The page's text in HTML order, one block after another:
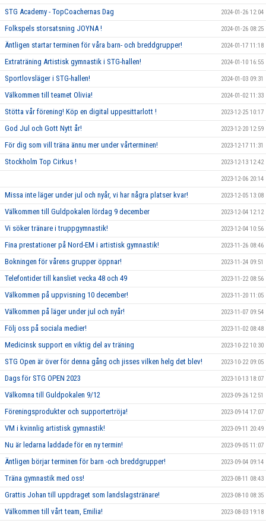
STG Academy - TopCoachernas Dag 2024-01-26 12:04
Folkspels storsatsning JOYNA ! 2024-01-26 08:25
Äntligen startar terminen för våra barn- och breddgrupper! 2024-01-17 11:18
Extraträning Artistisk gymnastik i STG-hallen! 2024-01-10 16:55
Sportlovsläger i STG-hallen! 2024-01-03 09:31
Välkommen till teamet Olivia! 2024-01-02 11:33
Stötta vår förening! Köp en digital uppesittarlott ! 2023-12-25 10:17
God Jul och Gott Nytt år! 2023-12-20 12:59
För dig som vill träna ännu mer under vårterminen! 2023-12-17 11:31
Stockholm Top Cirkus ! 2023-12-13 12:42
2023-12-06 20:14
Missa inte läger under jul och nyår, vi har några platser kvar! 2023-12-05 13:08
Välkommen till Guldpokalen lördag 9 december 2023-12-04 12:12
Vi söker tränare i truppgymnastik! 2023-12-04 10:56
Fina prestationer på Nord-EM i artistisk gymnastik! 2023-11-26 08:46
Bokningen för vårens grupper öppnar! 2023-11-24 09:51
Telefontider till kansliet vecka 48 och 49 2023-11-22 08:56
Välkommen på uppvisning 10 december! 2023-11-20 11:05
Välkommen på läger under jul och nyår! 2023-11-07 09:54
Följ oss på sociala medier! 2023-11-02 08:48
Medicinsk support en viktig del av träning 2023-10-22 10:30
STG Open är över för denna gång och jisses vilken helg det blev! 2023-10-22 09:05
Dags för STG OPEN 2023 2023-10-13 18:07
Välkomna till Guldpokalen 9/12 2023-09-26 12:51
Föreningsprodukter och supportertröja! 2023-09-14 17:07
VM i kvinnlig artistisk gymnastik! 2023-09-11 20:49
Nu är ledarna laddade för en ny termin! 2023-09-05 11:07
Äntligen börjar terminen för barn -och breddgrupper! 2023-09-04 09:14
Träna gymnastik med oss! 2023-08-11 08:43
Grattis Johan till uppdraget som landslagstränare! 2023-08-10 08:35
Välkommen till vårt team, Emilia! 2023-08-03 19:18